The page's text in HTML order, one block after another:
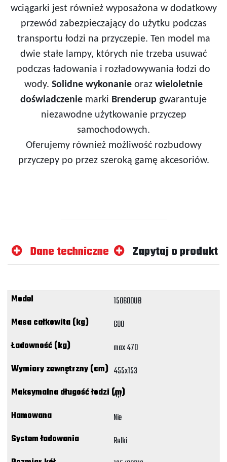
wciągarki jest również wyposażona w dodatkowy
przewód zabezpieczający do użytku podczas
transportu łodzi na przyczepie. Ten model ma
dwie stałe lampy, których nie trzeba usuwać
podczas ładowania i rozładowywania łodzi do
wody. Solidne wykonanie oraz wieloletnie
doświadczenie marki Brenderup gwarantuje
niezawodne użytkowanie przyczep
samochodowych.
Oferujemy również możliwość rozbudowy
przyczepy po przez szeroką gamę akcesoriów.
Dane techniczne
150600UB
600
max 470
455x153
4,7
Nie
Rolki
Zapytaj o produkt